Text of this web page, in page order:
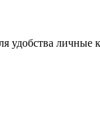
удобства